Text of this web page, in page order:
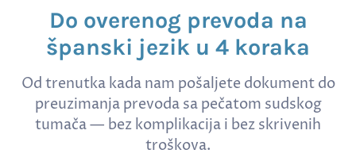
Do overenog prevoda na
španski jezik u 4 koraka
Od trenutka kada nam pošaljete dokument do
preuzimanja prevoda sa pečatom sudskog
tumača — bez komplikacija i bez skrivenih
troškova.